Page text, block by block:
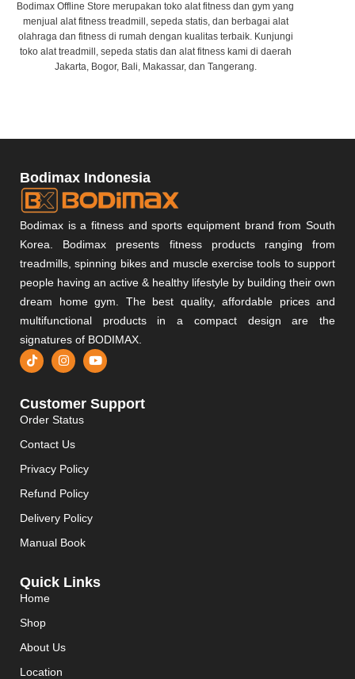
Bodimax Offline Store merupakan toko alat fitness dan gym yang
menjual alat fitness treadmill, sepeda statis, dan berbagai alat
olahraga dan fitness di rumah dengan kualitas terbaik. Kunjungi
toko alat treadmill, sepeda statis dan alat fitness kami di daerah
Jakarta, Bogor, Bali, Makassar, dan Tangerang.
Bodimax Indonesia
Bodimax is a fitness and sports equipment brand from South
Korea. Bodimax presents fitness products ranging from
treadmills, spinning bikes and muscle exercise tools to support
people having an active & healthy lifestyle by building their own
dream home gym. The best quality, affordable prices and
multifunctional products in a compact design are the
signatures of BODIMAX.
Customer Support
Order Status
Contact Us
Privacy Policy
Refund Policy
Delivery Policy
Manual Book
Quick Links
Home
Shop
About Us
Location